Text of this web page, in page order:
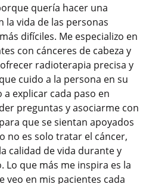
quería hacer una
la vida de las personas
difíciles. Me especializo en
con cánceres de cabeza y
radioterapia precisa y
cuido a la persona en su
explicar cada paso en
preguntas y asociarme con
que se sientan apoyados
no es solo tratar el cáncer,
calidad de vida durante y
que más me inspira es la
veo en mis pacientes cada